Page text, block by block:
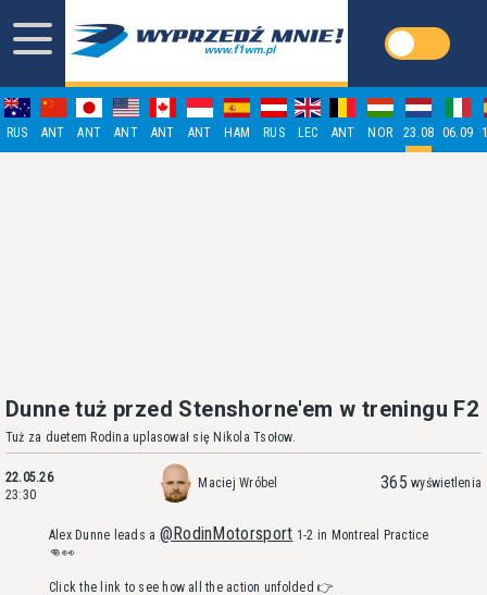
RUS ANT ANT ANT ANT ANT HAM RUS LEC ANT NOR 23.08 06.09
Dunne tuż przed Stenshorne'em w treningu F2
Tuż za duetem Rodina uplasował się Nikola Tsołow.
22.05.26
23:30
Maciej Wróbel 365 wyświetlenia
Alex Dunne leads a @RodinMotorsport 1-2 in Montreal Practice
👊👀
Click the link to see how all the action unfolded 👉